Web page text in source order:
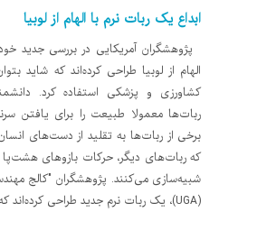
ابداع یک ربات نرم با الهام از لوبیا
پژوهشگران آمریکایی در بررسی جدید
الهام از لوبیا طراحی کرده‌اند که شاید
کشاورزی و پزشکی استفاده کرد.
ربات‌ها معمولا طبیعت را برای یافتن
برخی از ربات‌ها به تقلید از دست‌های
که ربات‌های دیگر، حرکات بازوهای
شبیه‌سازی می‌کنند. پژوهشگران "کالج
(UGA)، یک ربات نرم جدید طراحی کرده‌اند که با الهام از